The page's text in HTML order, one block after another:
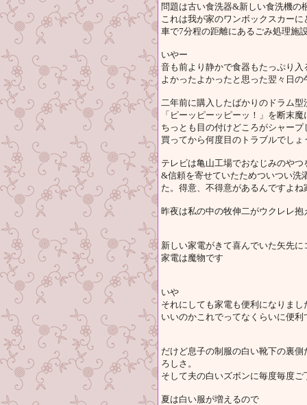
問題は古い食洗器&新しい食洗機の
これは我が家のワンボックスカー
車で7分程の距離にあるごみ処理施
いやー
音も前より静かで食器もたっぷり
よかったよかったと思った翌々日の
二年前に購入したばかりのドラム型
「ピーッピーッピーッ！」を断末
ちっとも目の付けどころがシャー
買ってから何度目のトラブルでしょ
テレビは亀山工場でおなじみのや
&信頼を寄せていたためついつい洗
た。得意、不得意があるんですよね
昨夜は私の中の牧伸二がウクレレ
新しい家電がきて喜んでいた矢先に
家電は魔物です
いや
それにしても家電も便利になりまし
いいのかこれでってなくらいに便利
だけど息子の制服の白い靴下の裏
ろしさ。
そして夫の白いズボンに毎度毎度
夏は白い服が増えるので